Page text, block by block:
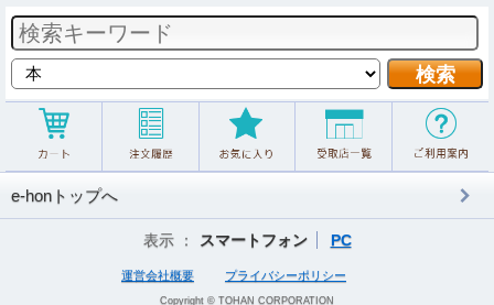
e-honトップへ
表示 ： スマートフォン PC
運営会社概要 プライバシーポリシー
Copyright © TOHAN CORPORATION